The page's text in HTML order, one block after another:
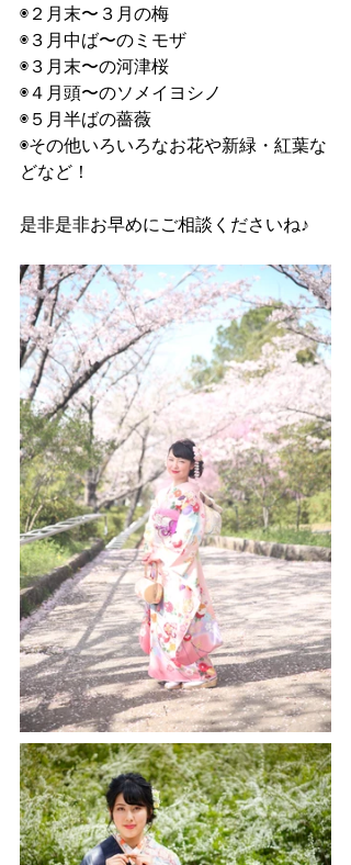
◉２月末〜３月の梅
◉３月中ば〜のミモザ
◉３月末〜の河津桜
◉４月頭〜のソメイヨシノ
◉５月半ばの薔薇
◉その他いろいろなお花や新緑・紅葉な
どなど！
是非是非お早めにご相談くださいね♪